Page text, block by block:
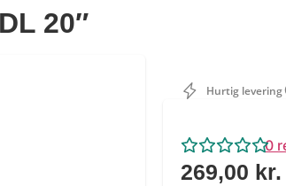
20″
Hurtig levering
0
269,00 kr.